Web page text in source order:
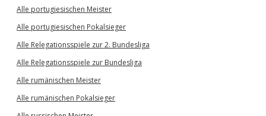
Alle portugiesischen Meister
Alle portugiesischen Pokalsieger
Alle Relegationsspiele zur 2. Bundesliga
Alle Relegationsspiele zur Bundesliga
Alle rumänischen Meister
Alle rumänischen Pokalsieger